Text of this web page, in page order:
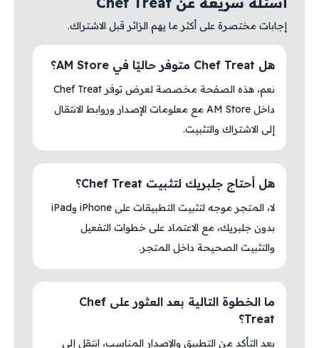
إجابات مختصرة على أكثر ما يهم الزائر قبل الاشتراك.
هل Chef Treat متوفر حاليًا في AM Store؟
نعم، هذه الصفحة مخصصة لعرض توفر Chef Treat
داخل AM Store مع معلومات الإصدار وروابط الانتقال
إلى الاشتراك والتثبيت.
هل أحتاج جلبريك لتثبيت Chef Treat؟
لا، المتجر موجه لتثبيت التطبيقات على iPhone وiPad
بدون جلبريك، مع الاعتماد على خطوات التفعيل
والتثبيت الصحيحة داخل المتجر.
ما الخطوة التالية بعد العثور على Chef
Treat؟
بعد التأكد من التطبيق والإصدار المناسب، انتقل إلى